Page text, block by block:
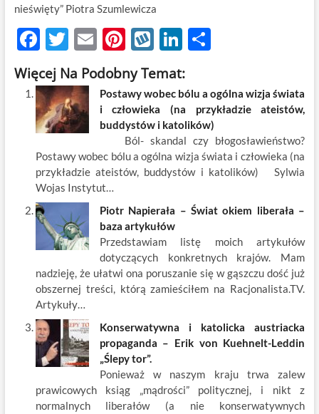
nieświęty” Piotra Szumlewicza
F
ac
e
b
o
o
k
T
w
itt
er
E
m
ail
Pi
nt
er
es
t
W
k
o
p
Li
k
e
dI
n
S
ar
e
Więcej Na Podobny Temat:
Postawy wobec bólu a ogólna wizja świata
i człowieka (na przykładzie ateistów,
buddystów i katolików)
Ból- skandal czy błogosławieństwo?
Postawy wobec bólu a ogólna wizja świata i człowieka (na
przykładzie ateistów, buddystów i katolików) Sylwia
Wojas Instytut…
Piotr Napierała – Świat okiem liberała –
baza artykułów
Przedstawiam listę moich artykułów
dotyczących konkretnych krajów. Mam
nadzieję, że ułatwi ona poruszanie się w gąszczu dość już
obszernej treści, którą zamieściłem na Racjonalista.TV.
Artykuły…
Konserwatywna i katolicka austriacka
propaganda – Erik von Kuehnelt-Leddin
„Ślepy tor”.
Ponieważ w naszym kraju trwa zalew
prawicowych ksiąg „mądrości” politycznej, i nikt z
normalnych liberałów (a nie konserwatywnych